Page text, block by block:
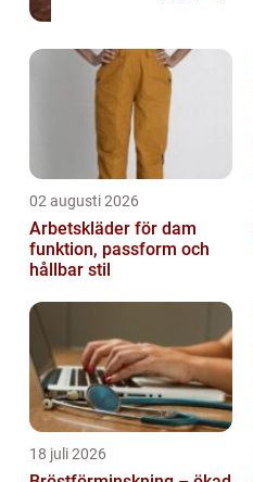
02 augusti 2026
Arbetskläder för dam
funktion, passform och
hållbar stil
18 juli 2026